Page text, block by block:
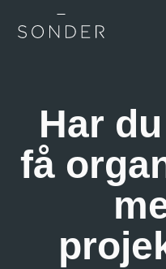
Har
få